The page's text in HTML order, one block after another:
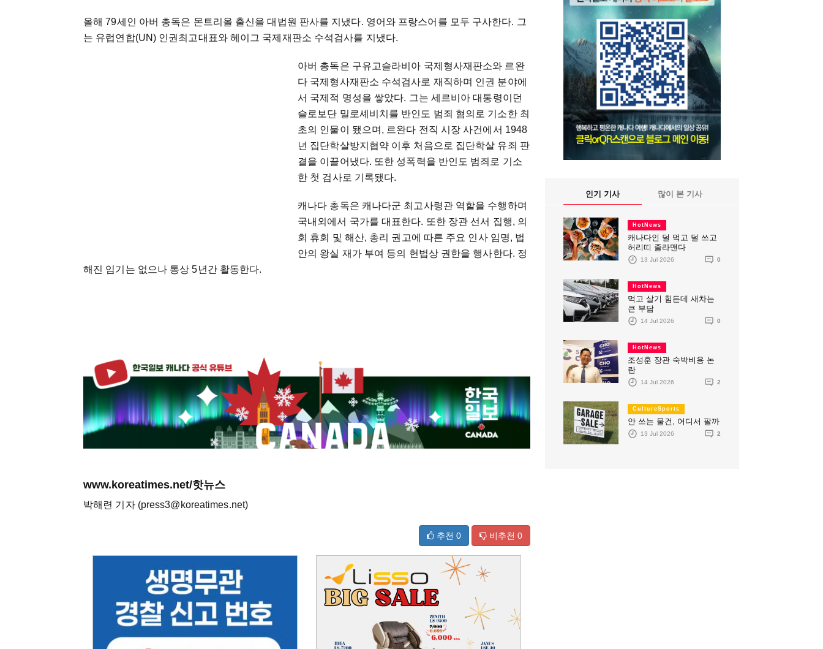
올해 79세인 아버 총독은 몬트리올 출신을 대법원 판사를 지냈다. 영어와 프랑스어를 모두 구사한다. 그
는 유럽연합(UN) 인권최고대표와 헤이그 국제재판소 수석검사를 지냈다.
아버 총독은 구유고슬라비아 국제형사재판소와 르완
다 국제형사재판소 수석검사로 재직하며 인권 분야에
서 국제적 명성을 쌓았다. 그는 세르비아 대통령이던
슬로보단 밀로셰비치를 반인도 범죄 혐의로 기소한 최
초의 인물이 됐으며, 르완다 전직 시장 사건에서 1948
년 집단학살방지협약 이후 처음으로 집단학살 유죄 판
결을 이끌어냈다. 또한 성폭력을 반인도 범죄로 기소
한 첫 검사로 기록됐다.
캐나다 총독은 캐나다군 최고사령관 역할을 수행하며
국내외에서 국가를 대표한다. 또한 장관 선서 집행, 의
회 휴회 및 해산, 총리 권고에 따른 주요 인사 임명, 법
안의 왕실 재가 부여 등의 헌법상 권한을 행사한다. 정
해진 임기는 없으나 통상 5년간 활동한다.
www.koreatimes.net/핫뉴스
박해련 기자 (press3@koreatimes.net)
추천 0 비추천 0
인기 기사 많이 본 기사
HotNews
캐나다인 덜 먹고 덜 쓰고
허리띠 졸라맨다
13 Jul 2026 0
HotNews
먹고 살기 힘든데 새차는
큰 부담
14 Jul 2026 0
HotNews
조성훈 장관 숙박비용 논
란
14 Jul 2026 2
CultureSports
안 쓰는 물건, 어디서 팔까
13 Jul 2026 2